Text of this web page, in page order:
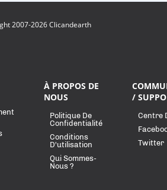
2007-2026 Clicandearth
À PROPOS DE
NOUS
Politique De
Confidentialité
Conditions
D'utilisation
Qui Sommes-
Nous ?
/
Centre
Twitter